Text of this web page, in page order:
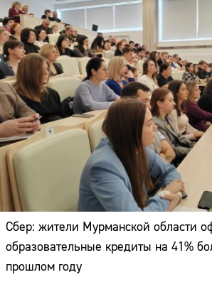
Сбер: жители Мурманской области
образовательные кредиты на 41%
прошлом году